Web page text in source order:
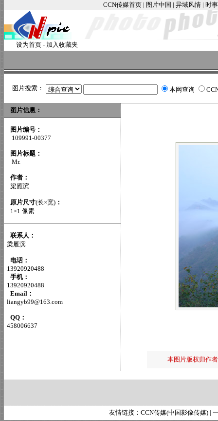
CCN传媒首页 | 图片中国 | 异域风情 | 时
设为首页 - 加入收藏夹
图片搜索： 本网查询
图片信息：
图片编号：
109991-00377
图片标题：
Mr.
作者：
梁雁滨
原片尺寸(长×宽) ：
1×1 像素
联系人：
梁雁滨
电话：
13920920488
手机：
13920920488
Email：
liangyb99@163.com
QQ：
458006637
本图片版权归作
友情链接： CCN传媒(中国影像传媒) |